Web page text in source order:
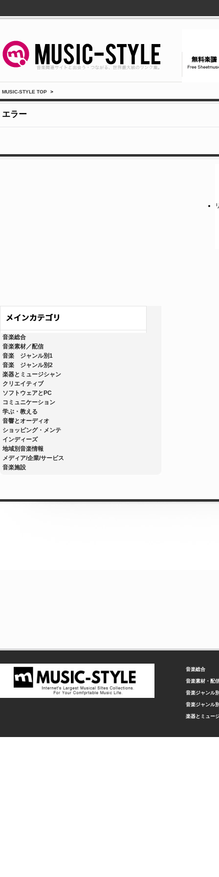
MUSIC-STYLE TOP >
エラー
音楽総合
音楽素材／配信
音楽 ジャンル別1
音楽 ジャンル別2
楽器とミュージシャン
クリエイティブ
ソフトウェアとPC
コミュニケーション
学ぶ・教える
音響とオーディオ
ショッピング・メンテ
インディーズ
地域別音楽情報
メディア/企業/サービス
音楽施設
音楽総合
音楽素材・配
音楽ジャンル
音楽ジャンル
楽器とミュー